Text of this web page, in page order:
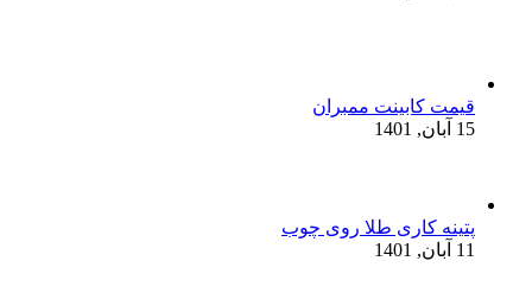
قیمت کابینت ممبران
15 آبان, 1401
پتینه کاری طلا روی چوب
11 آبان, 1401